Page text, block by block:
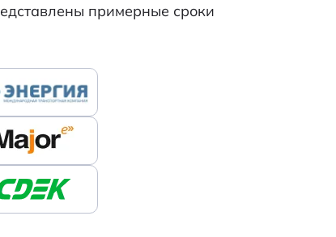
примерные сроки